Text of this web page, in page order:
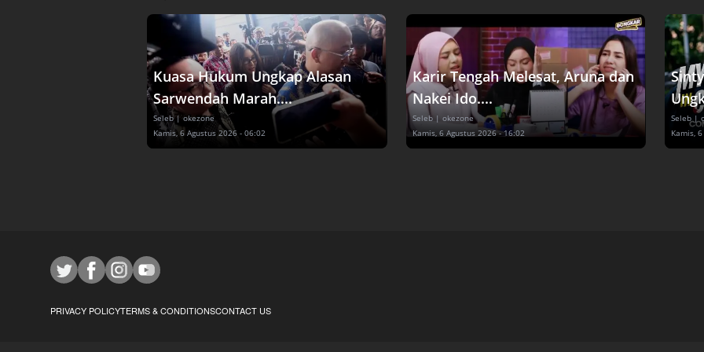
Kuasa Hukum Ungkap Alasan
Sarwendah Marah....
Seleb | okezone
Kamis, 6 Agustus 2026 - 06:02
Karir Tengah Melesat, Aruna dan
Nakei Ido....
Seleb | okezone
Kamis, 6 Agustus 2026 - 16:02
Seleb |
Kamis,
PRIVACY POLICYTERMS & CONDITIONSCONTACT US